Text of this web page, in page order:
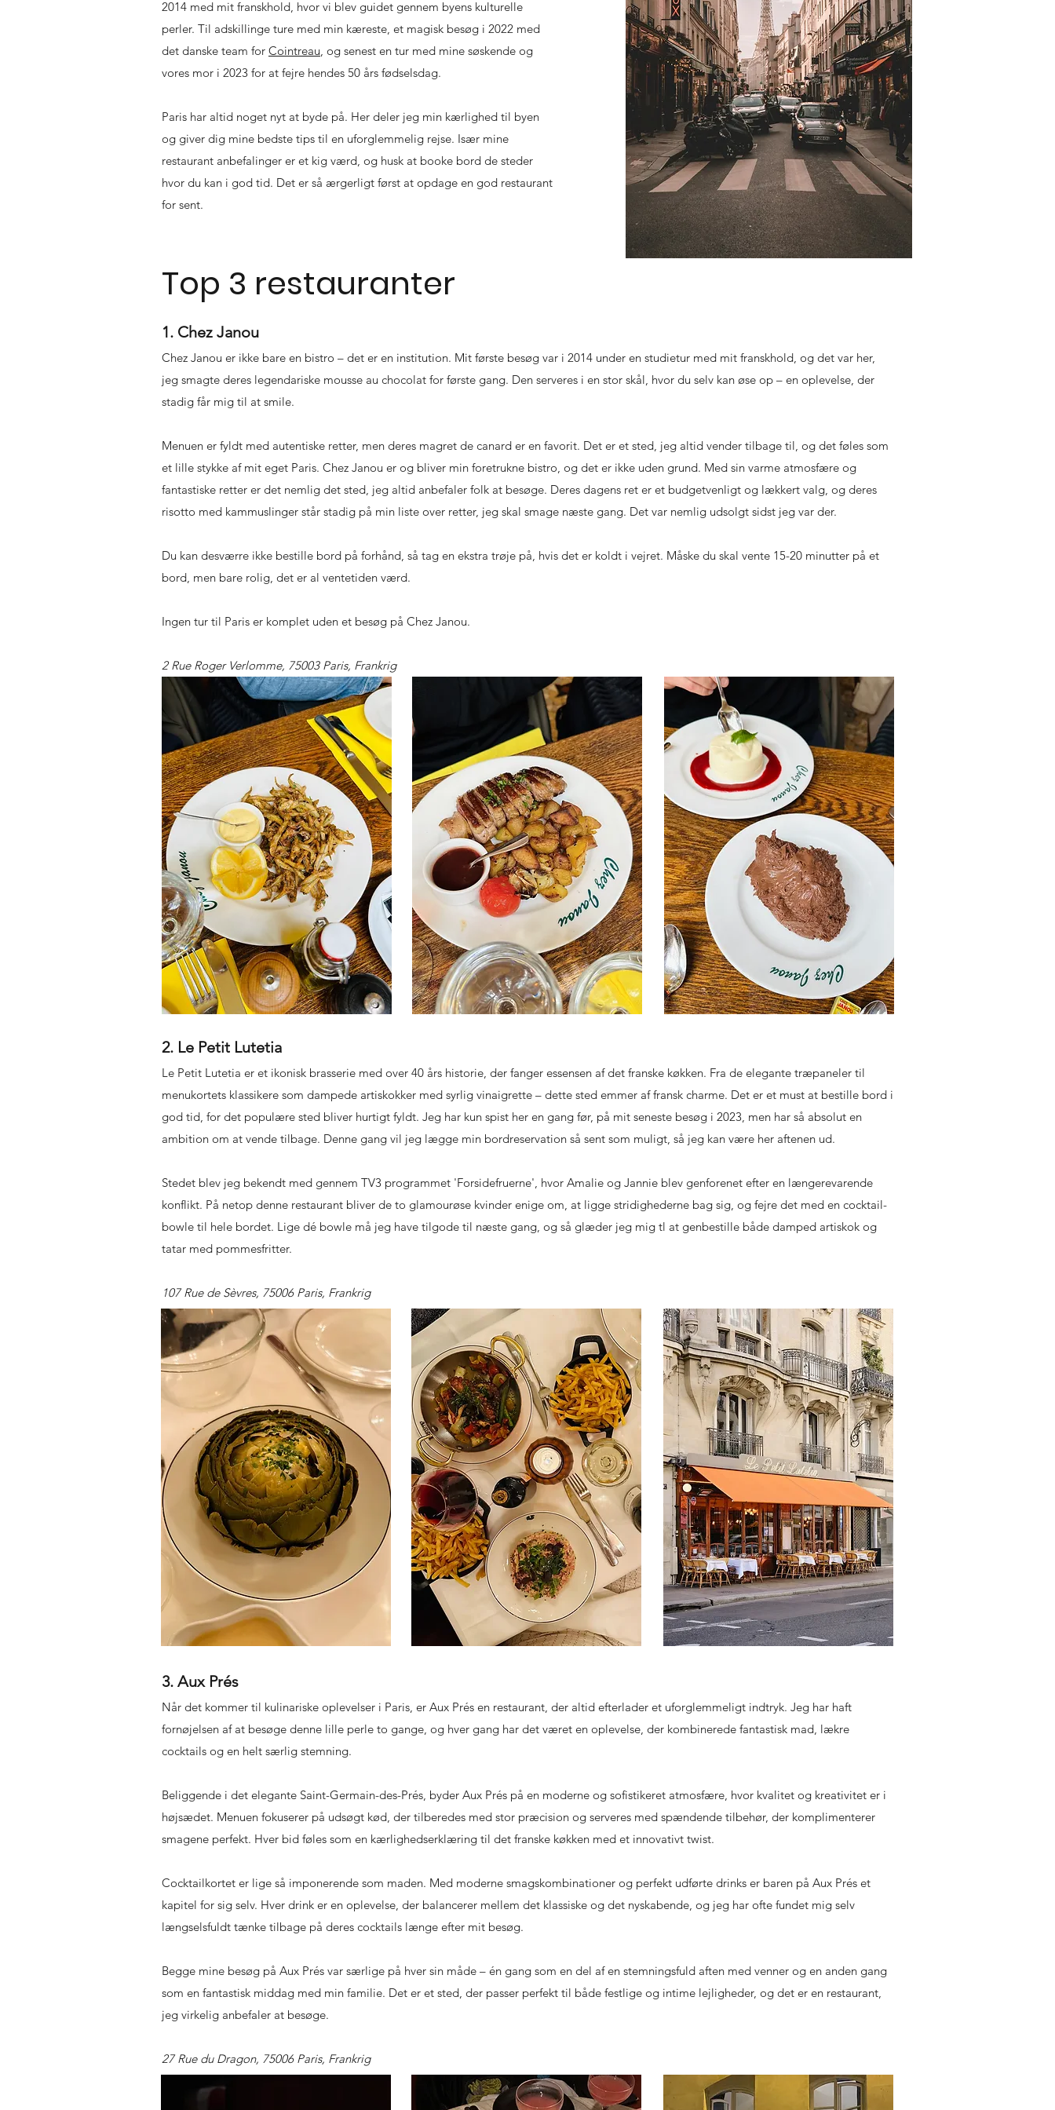
2014 med mit franskhold, hvor vi blev guidet gennem byens kulturelle
perler. Til adskillinge ture med min kæreste, et magisk besøg i 2022 med
det danske team for Cointreau, og senest en tur med mine søskende og
vores mor i 2023 for at fejre hendes 50 års fødselsdag.
Paris har altid noget nyt at byde på. Her deler jeg min kærlighed til byen
og giver dig mine bedste tips til en uforglemmelig rejse. ​​Især mine
restaurant anbefalinger er et kig værd, og husk at booke bord de steder
hvor du kan i god tid. Det er så ærgerligt først at opdage en god restaurant
for sent.
Top 3 restauranter
1. Chez Janou
Chez Janou er ikke bare en bistro – det er en institution. Mit første besøg var i 2014 under en studietur med mit franskhold, og det var her,
jeg smagte deres legendariske mousse au chocolat for første gang. Den serveres i en stor skål, hvor du selv kan øse op – en oplevelse, der
stadig får mig til at smile.
Menuen er fyldt med autentiske retter, men deres magret de canard er en favorit. Det er et sted, jeg altid vender tilbage til, og det føles som
et lille stykke af mit eget Paris. Chez Janou er og bliver min foretrukne bistro, og det er ikke uden grund. Med sin varme atmosfære og
fantastiske retter er det nemlig det sted, jeg altid anbefaler folk at besøge. Deres dagens ret er et budgetvenligt og lækkert valg, og deres
risotto med kammuslinger står stadig på min liste over retter, jeg skal smage næste gang. Det var nemlig udsolgt sidst jeg var der.
Du kan desværre ikke bestille bord på forhånd, så tag en ekstra trøje på, hvis det er koldt i vejret. Måske du skal vente 15-20 minutter på et
bord, men bare rolig, det er al ventetiden værd.
Ingen tur til Paris er komplet uden et besøg på Chez Janou.
2 Rue Roger Verlomme, 75003 Paris, Frankrig
2. Le Petit Lutetia
Le Petit Lutetia er et ikonisk brasserie med over 40 års historie, der fanger essensen af det franske køkken. Fra de elegante træpaneler til
menukortets klassikere som dampede artiskokker med syrlig vinaigrette – dette sted emmer af fransk charme. Det er et must at bestille bord i
god tid, for det populære sted bliver hurtigt fyldt. Jeg har kun spist her en gang før, på mit seneste besøg i 2023, men har så absolut en
ambition om at vende tilbage. Denne gang vil jeg lægge min bordreservation så sent som muligt, så jeg kan være her aftenen ud.
Stedet blev jeg bekendt med gennem TV3 programmet 'Forsidefruerne', hvor Amalie og Jannie blev genforenet efter en længerevarende
konflikt. På netop denne restaurant bliver de to glamourøse kvinder enige om, at ligge stridighederne bag sig, og fejre det med en cocktail-
bowle til hele bordet. Lige dé bowle må jeg have tilgode til næste gang, og så glæder jeg mig tl at genbestille både damped artiskok og
tatar med pommesfritter.
107 Rue de Sèvres, 75006 Paris, Frankrig
3. Aux Prés
Når det kommer til kulinariske oplevelser i Paris, er Aux Prés en restaurant, der altid efterlader et uforglemmeligt indtryk. Jeg har haft
fornøjelsen af at besøge denne lille perle to gange, og hver gang har det været en oplevelse, der kombinerede fantastisk mad, lækre
cocktails og en helt særlig stemning.
Beliggende i det elegante Saint-Germain-des-Prés, byder Aux Prés på en moderne og sofistikeret atmosfære, hvor kvalitet og kreativitet er i
højsædet. Menuen fokuserer på udsøgt kød, der tilberedes med stor præcision og serveres med spændende tilbehør, der komplimenterer
smagene perfekt. Hver bid føles som en kærlighedserklæring til det franske køkken med et innovativt twist.
Cocktailkortet er lige så imponerende som maden. Med moderne smagskombinationer og perfekt udførte drinks er baren på Aux Prés et
kapitel for sig selv. Hver drink er en oplevelse, der balancerer mellem det klassiske og det nyskabende, og jeg har ofte fundet mig selv
længselsfuldt tænke tilbage på deres cocktails længe efter mit besøg.
Begge mine besøg på Aux Prés var særlige på hver sin måde – én gang som en del af en stemningsfuld aften med venner og en anden gang
som en fantastisk middag med min familie. Det er et sted, der passer perfekt til både festlige og intime lejligheder, og det er en restaurant,
jeg virkelig anbefaler at besøge.
27 Rue du Dragon, 75006 Paris, Frankrig